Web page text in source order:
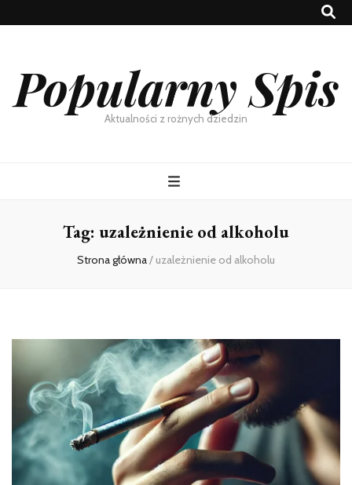
Popularny Spis
Aktualności z rożnych dziedzin
Tag: uzależnienie od alkoholu
Strona główna/ uzależnienie od alkoholu